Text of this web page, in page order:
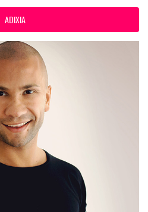
ADIXIA